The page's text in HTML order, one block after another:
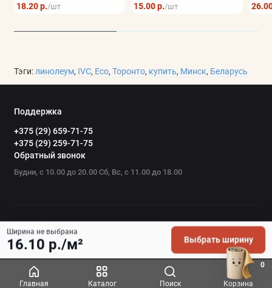
Главная Каталог Поиск Корзина
0
18.20 р./шт 15.00 р./шт
Тэги:линолеум, IVC, Eco, Торонто, купить, Минск, Беларусь
Поддержка
+375 (29) 659-71-75
+375 (29) 259-71-75
Обратный звонок
Будни, с 10.00 до 20.00 Сб, Вс, с 11.00 до 18.00
Ширина не выбрана
16.10 р./м² Выбрать ширину